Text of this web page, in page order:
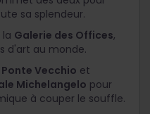
sa splendeur.
Galerie des Offices,
d'art au monde.
Ponte Vecchio et
Michelangelo pour
à couper le souffle.